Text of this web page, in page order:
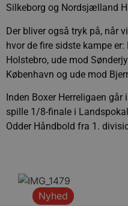
Silkeborg og Nordsjælland
Der bliver også tryk på, når
hvor de fire sidste kampe
Holstebro, ude mod
København og ude mod
Inden Boxer Herreligaen
spille 1/8-finale i
Odder Håndbold fra 1.
Nyhed